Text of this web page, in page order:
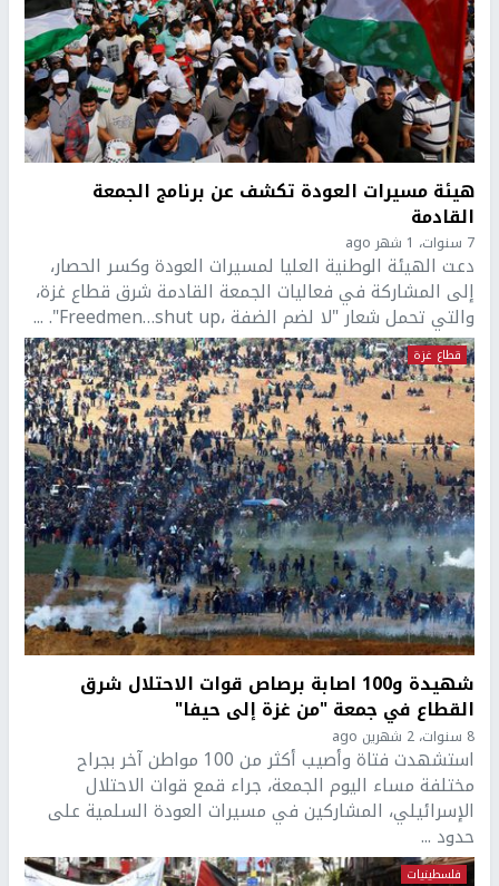
هيئة مسيرات العودة تكشف عن برنامج الجمعة
القادمة
7 سنوات، 1 شهر ago
دعت الهيئة الوطنية العليا لمسيرات العودة وكسر الحصار،
إلى المشاركة في فعاليات الجمعة القادمة شرق قطاع غزة،
والتي تحمل شعار "لا لضم الضفة ،Freedmen…shut up". ...
قطاع غزة
شهيدة و100 اصابة برصاص قوات الاحتلال شرق
القطاع في جمعة "من غزة إلى حيفا"
8 سنوات، 2 شهرين ago
استشهدت فتاة وأصيب أكثر من 100 مواطن آخر بجراح
مختلفة مساء اليوم الجمعة، جراء قمع قوات الاحتلال
الإسرائيلي، المشاركين في مسيرات العودة السلمية على
حدود ...
فلسطينيات